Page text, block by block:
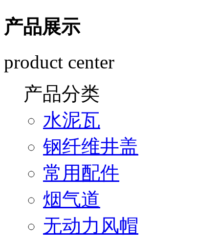
产品展示
product center
产品分类
水泥瓦
钢纤维井盖
常用配件
烟气道
无动力风帽